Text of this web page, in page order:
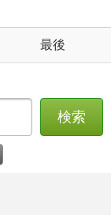
最後
検索